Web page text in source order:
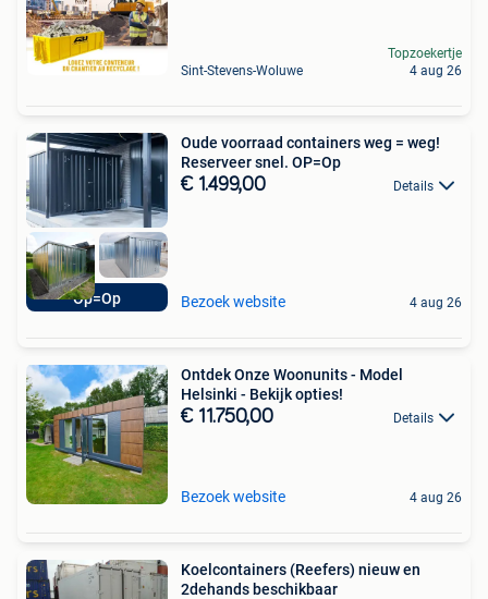
Sint-Stevens-Woluwe
Topzoekertje
4 aug 26
Op=Op
Oude voorraad containers weg = weg!
Reserveer snel. OP=Op
€ 1.499,00 Details
Bezoek website 4 aug 26
Ontdek Onze Woonunits - Model
Helsinki - Bekijk opties!
€ 11.750,00 Details
Bezoek website 4 aug 26
Koelcontainers (Reefers) nieuw en
2dehands beschikbaar